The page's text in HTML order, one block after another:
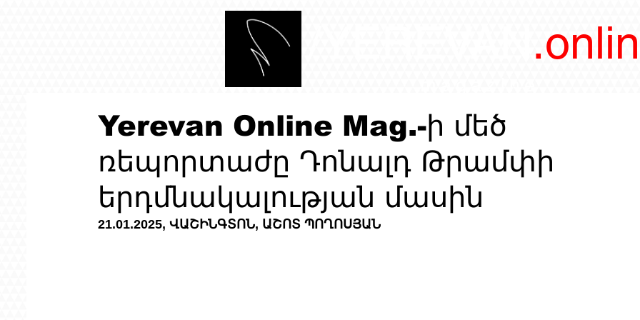
Yerevan Online Mag.-ի մեծ
ռեպորտաժը Դոնալդ Թրամփի
երդմնակալության մասին
21.01.2025, ՎԱՇԻՆԳՏՈՆ, ԱՇՈՏ ՊՈՂՈՍՅԱՆ